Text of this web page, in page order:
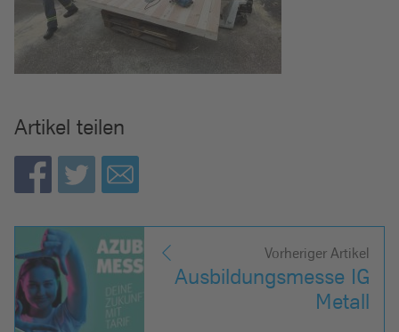
Artikel teilen
Vorheriger Artikel
Ausbildungsmesse IG
Metall